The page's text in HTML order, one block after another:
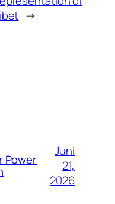
→
Power
Juni
21,
2026